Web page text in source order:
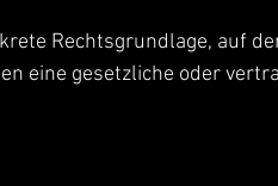
Rechtsgrundlage, auf
eine gesetzliche oder